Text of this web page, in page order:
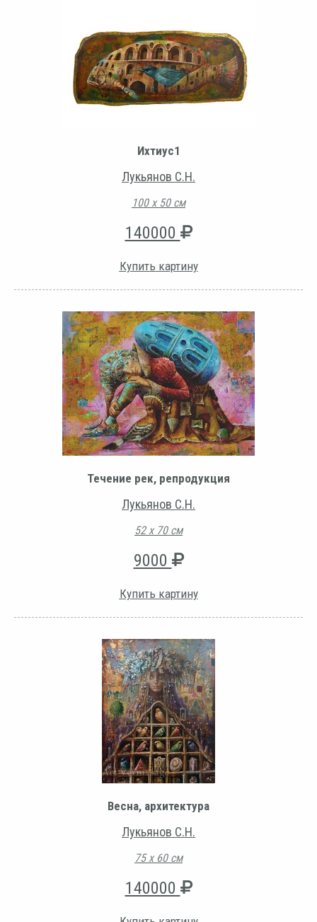
Ихтиус1
Лукьянов С.Н.
100 х 50 см
140000
Купить картину
Течение рек, репродукция
Лукьянов С.Н.
52 х 70 см
9000
Купить картину
Весна, архитектура
Лукьянов С.Н.
75 х 60 см
140000